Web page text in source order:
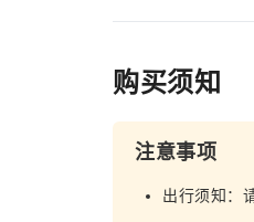
购买须知
注意事项
出行须知：